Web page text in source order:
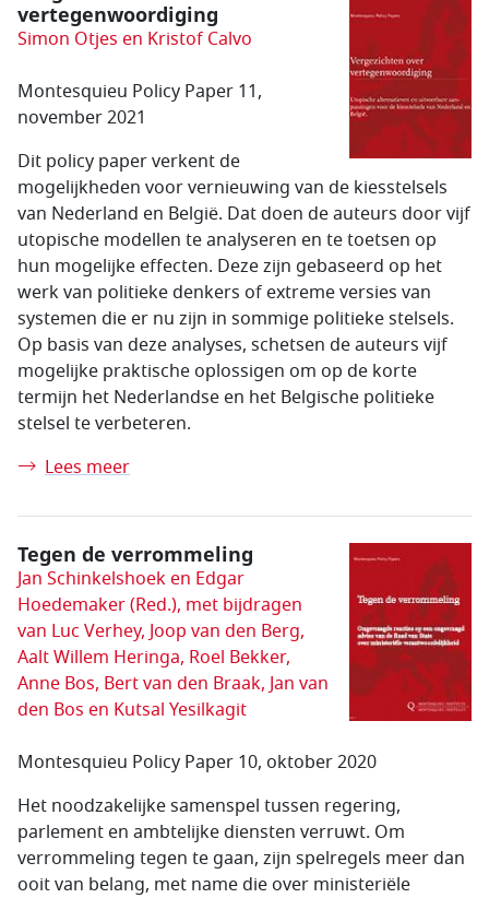
vertegenwoor­diging
Simon Otjes en Kristof Calvo
Montesquieu Policy Paper 11,
november 2021
Dit policy paper verkent de
mogelijkheden voor vernieuwing van de kiesstelsels
van Nederland en België. Dat doen de auteurs door vijf
utopische modellen te analyseren en te toetsen op
hun mogelijke effecten. Deze zijn gebaseerd op het
werk van politieke denkers of extreme versies van
systemen die er nu zijn in sommige politieke stelsels.
Op basis van deze analyses, schetsen de auteurs vijf
mogelijke praktische oplossigen om op de korte
termijn het Nederlandse en het Belgische politieke
stelsel te verbeteren.
Lees meer
Tegen de verrommeling
Jan Schinkelshoek en Edgar
Hoedemaker (Red.), met bijdragen
van Luc Verhey, Joop van den Berg,
Aalt Willem Heringa, Roel Bekker,
Anne Bos, Bert van den Braak, Jan van
den Bos en Kutsal Yesilkagit
Montesquieu Policy Paper 10, oktober 2020
Het noodzakelijke samenspel tussen regering,
parlement en ambtelijke diensten verruwt. Om
verrommeling tegen te gaan, zijn spelregels meer dan
ooit van belang, met name die over ministeriële